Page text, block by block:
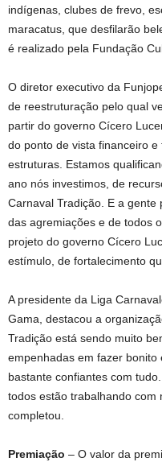
indígenas, clubes de frevo,
maracatus, que desfilarão
é realizado pela Fundação
O diretor executivo da
de reestruturação pelo qual
partir do governo Cícero
do ponto de vista financeiro
estruturas. Estamos
ano nós investimos, de
Carnaval Tradição. E a
das agremiações e de todos
projeto do governo Cícero
estímulo, de fortalecimento
A presidente da Liga
Gama, destacou a
Tradição está sendo muito
empenhadas em fazer
bastante confiantes com
todos estão trabalhando com
completou.
Premiação – O valor da